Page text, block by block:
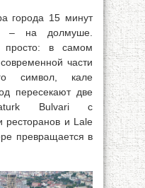
города 15 минут
– на долмуше.
просто: в самом
части
символ, кале
пересекают две
Bulvari с
ресторанов и Lale
превращается в